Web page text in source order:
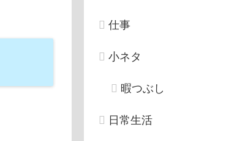
仕事
小ネタ
暇つぶし
日常生活